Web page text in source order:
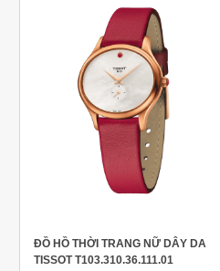
ĐỒ HỒ THỜI TRANG NỮ DÂY DA
TISSOT T103.310.36.111.01